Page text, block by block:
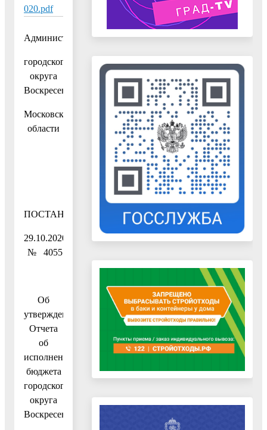
020.pdf
Администрация
городского
округа
Воскресенск
Московской
области
ПОСТАНОВЛЕНИЕ
29.10.2020
№ 4055
Об
утверждении
Отчета
об
исполнении
бюджета
городского
округа
Воскресенск